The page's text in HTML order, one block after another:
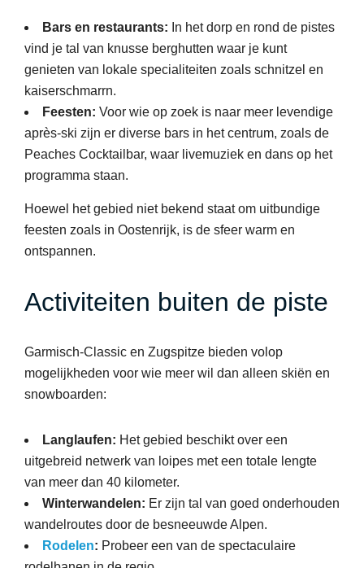
Bars en restaurants: In het dorp en rond de pistes
vind je tal van knusse berghutten waar je kunt
genieten van lokale specialiteiten zoals schnitzel en
kaiserschmarrn.
Feesten: Voor wie op zoek is naar meer levendige
après-ski zijn er diverse bars in het centrum, zoals de
Peaches Cocktailbar, waar livemuziek en dans op het
programma staan.
Hoewel het gebied niet bekend staat om uitbundige
feesten zoals in Oostenrijk, is de sfeer warm en
ontspannen.
Activiteiten buiten de piste
Garmisch-Classic en Zugspitze bieden volop
mogelijkheden voor wie meer wil dan alleen skiën en
snowboarden:
Langlaufen: Het gebied beschikt over een
uitgebreid netwerk van loipes met een totale lengte
van meer dan 40 kilometer.
Winterwandelen: Er zijn tal van goed onderhouden
wandelroutes door de besneeuwde Alpen.
Rodelen: Probeer een van de spectaculaire